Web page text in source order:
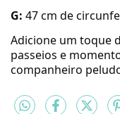
G: 47 cm de
Adicione um toque
passeios e
companheiro